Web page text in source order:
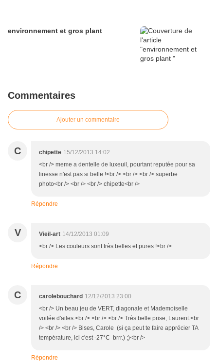
environnement et gros plant
Commentaires
Ajouter un commentaire
C chipette 15/12/2013 14:02
<br /> meme a dentelle de luxeuil, pourtant reputée pour sa
finesse n'est pas si belle !<br /> <br /> <br /> superbe
photo<br /> <br /> <br /> chipette<br />
Répondre
V Vieil-art 14/12/2013 01:09
<br /> Les couleurs sont très belles et pures !<br />
Répondre
C carolebouchard 12/12/2013 23:00
<br /> Un beau jeu de VERT, diagonale et Mademoiselle
voilée d'ailes.<br /> <br /> <br /> Très belle prise, Laurent.<br
/> <br /> <br /> Bises, Carole (si ça peut te faire apprécier TA
température, ici c'est -27°C brrr.) ;)<br />
Répondre